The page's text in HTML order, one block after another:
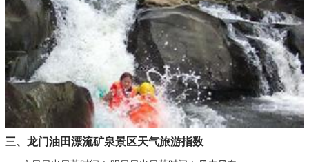
三、龙门油田漂流矿泉景区天气旅游指数